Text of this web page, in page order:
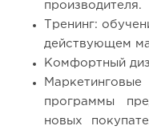
производителя.
Тренинг:
действующем
Комфортный
программы
новых